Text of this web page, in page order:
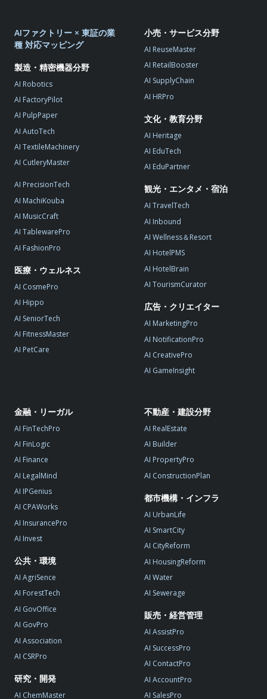
AIファクトリー × 東証の業
種 対応マッピング
製造・精密機器分野
AI Robotics
AI FactoryPilot
AI PulpPaper
AI AutoTech
AI TextileMachinery
AI CutleryMaster
AI PrecisionTech
AI MachiKouba
AI MusicCraft
AI TablewarePro
AI FashionPro
医療・ウェルネス
AI CosmePro
AI Hippo
AI SeniorTech
AI FitnessMaster
AI PetCare
小売・サービス分野
AI ReuseMaster
AI RetailBooster
AI SupplyChain
AI HRPro
文化・教育分野
AI Heritage
AI EduTech
AI EduPartner
観光・エンタメ・宿泊
AI TravelTech
AI Inbound
AI Wellness＆Resort
AI HotelPMS
AI HotelBrain
AI TourismCurator
広告・クリエイター
AI MarketingPro
AI NotificationPro
AI CreativePro
AI GameInsight
金融・リーガル
AI FinTechPro
AI FinLogic
AI Finance
AI LegalMind
AI IPGenius
AI CPAWorks
AI InsurancePro
AI Invest
公共・環境
AI AgriSence
AI ForestTech
AI GovOffice
AI GovPro
AI Association
AI CSRPro
研究・開発
AI ChemMaster
不動産・建設分野
AI RealEstate
AI Builder
AI PropertyPro
AI ConstructionPlan
都市機構・インフラ
AI UrbanLife
AI SmartCity
AI CityReform
AI HousingReform
AI Water
AI Sewerage
販売・経営管理
AI AssistPro
AI SuccessPro
AI ContactPro
AI AccountPro
AI SalesPro